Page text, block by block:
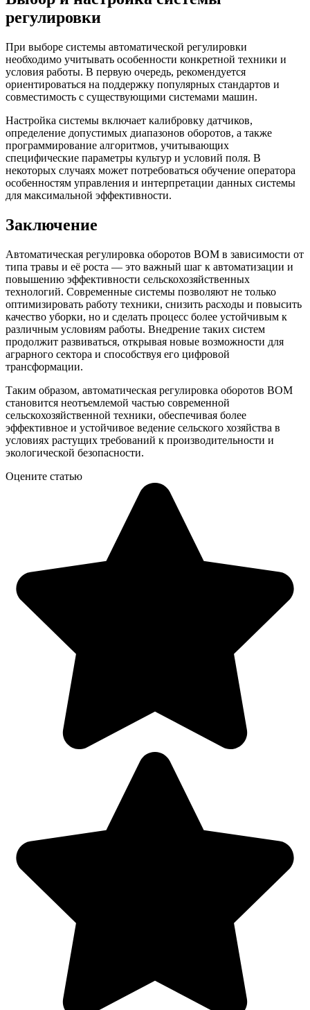
регулировки
При выборе системы автоматической регулировки
необходимо учитывать особенности конкретной техники и
условия работы. В первую очередь, рекомендуется
ориентироваться на поддержку популярных стандартов и
совместимость с существующими системами машин.
Настройка системы включает калибровку датчиков,
определение допустимых диапазонов оборотов, а также
программирование алгоритмов, учитывающих
специфические параметры культур и условий поля. В
некоторых случаях может потребоваться обучение оператора
особенностям управления и интерпретации данных системы
для максимальной эффективности.
Заключение
Автоматическая регулировка оборотов ВОМ в зависимости от
типа травы и её роста — это важный шаг к автоматизации и
повышению эффективности сельскохозяйственных
технологий. Современные системы позволяют не только
оптимизировать работу техники, снизить расходы и повысить
качество уборки, но и сделать процесс более устойчивым к
различным условиям работы. Внедрение таких систем
продолжит развиваться, открывая новые возможности для
аграрного сектора и способствуя его цифровой
трансформации.
Таким образом, автоматическая регулировка оборотов ВОМ
становится неотъемлемой частью современной
сельскохозяйственной техники, обеспечивая более
эффективное и устойчивое ведение сельского хозяйства в
условиях растущих требований к производительности и
экологической безопасности.
Оцените статью